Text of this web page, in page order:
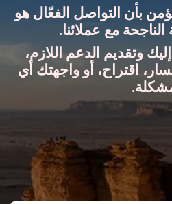
بأن التواصل الفعّال هو
مع عملائنا.
وتقديم الدعم اللازم،
اقتراح، أو واجهتك أي